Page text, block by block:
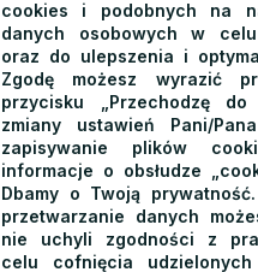
na świetną regionalną
jednego z
specjalizujących się w
najlepiej ugościć
Serwujemy wspomnianą
udziec w kapuście, pstrąg
przyrządzanych na różne
naszych Gości cieszą
cookies i podobnych na
danych osobowych w
oraz do ulepszenia i
Zgodę możesz wyrazić
przycisku „Przechodzę
zmiany ustawień Pani/
zapisywanie plików
informacje o obsłudze
Dbamy o Twoją
przetwarzanie danych
nie uchyli zgodności z
celu cofnięcia